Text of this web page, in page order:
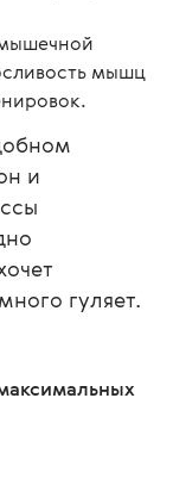
мышц
и
гуляет.